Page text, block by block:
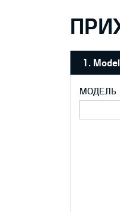
1. Model
МОДЕЛЬ